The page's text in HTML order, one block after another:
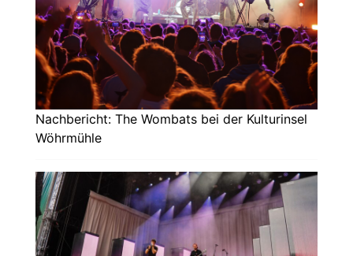
Nachbericht: The Wombats bei der Kulturinsel
Wöhrmühle